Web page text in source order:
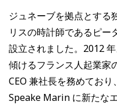
ジュネーブを拠点とする
リスの時計師であるピー
設立されました。2012
傾けるフランス人起業家
CEO 兼社長を務めてお
Speake Marin に新たな